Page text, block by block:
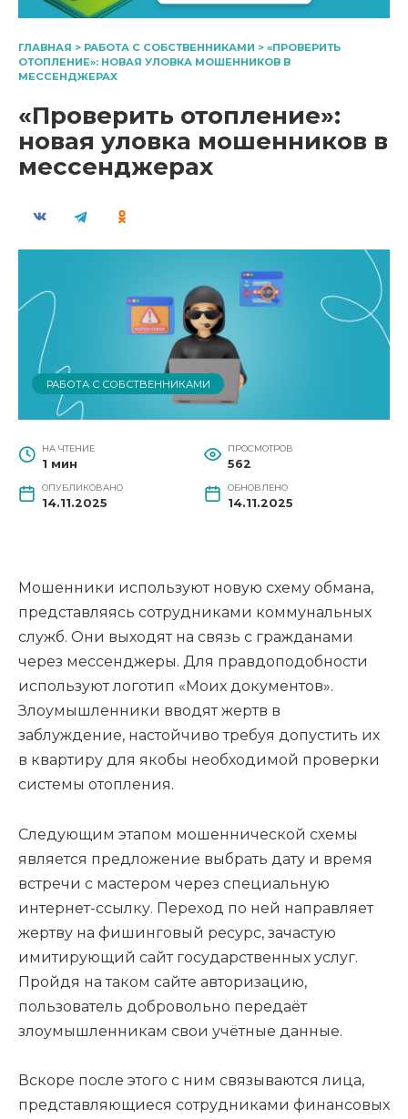
ГЛАВНАЯ > РАБОТА С СОБСТВЕННИКАМИ > «ПРОВЕРИТЬ
ОТОПЛЕНИЕ»: НОВАЯ УЛОВКА МОШЕННИКОВ В
МЕССЕНДЖЕРАХ
«Проверить отопление»:
новая уловка мошенников в
мессенджерах
РАБОТА С СОБСТВЕННИКАМИ
НА ЧТЕНИЕ
1 мин
ПРОСМОТРОВ
562
ОПУБЛИКОВАНО
14.11.2025
ОБНОВЛЕНО
14.11.2025
Мошенники используют новую схему обмана,
представляясь сотрудниками коммунальных
служб. Они выходят на связь с гражданами
через мессенджеры. Для правдоподобности
используют логотип «Моих документов».
Злоумышленники вводят жертв в
заблуждение, настойчиво требуя допустить их
в квартиру для якобы необходимой проверки
системы отопления.
Следующим этапом мошеннической схемы
является предложение выбрать дату и время
встречи с мастером через специальную
интернет-ссылку. Переход по ней направляет
жертву на фишинговый ресурс, зачастую
имитирующий сайт государственных услуг.
Пройдя на таком сайте авторизацию,
пользователь добровольно передаёт
злоумышленникам свои учётные данные.
Вскоре после этого с ним связываются лица,
представляющиеся сотрудниками финансовых